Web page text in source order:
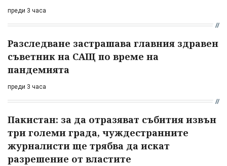
преди 3 часа
Разследване застрашава главния здравен
съветник на САЩ по време на
пандемията
преди 3 часа
Пакистан: за да отразяват събития извън
три големи града, чуждестранните
журналисти ще трябва да искат
разрешение от властите